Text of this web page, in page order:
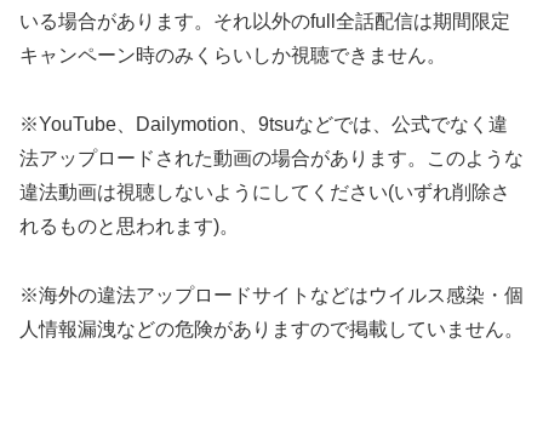
いる場合があります。それ以外のfull全話配信は期間限定
キャンペーン時のみくらいしか視聴できません。
※YouTube、Dailymotion、9tsuなどでは、公式でなく違
法アップロードされた動画の場合があります。このような
違法動画は視聴しないようにしてください(いずれ削除さ
れるものと思われます)。
※海外の違法アップロードサイトなどはウイルス感染・個
人情報漏洩などの危険がありますので掲載していません。